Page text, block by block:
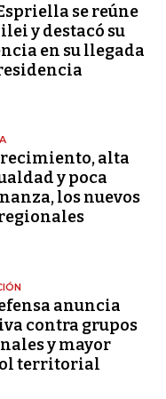
se reúne
y destacó su
en su llegada
alta
y poca
los nuevos
anuncia
contra grupos
y mayor
territorial